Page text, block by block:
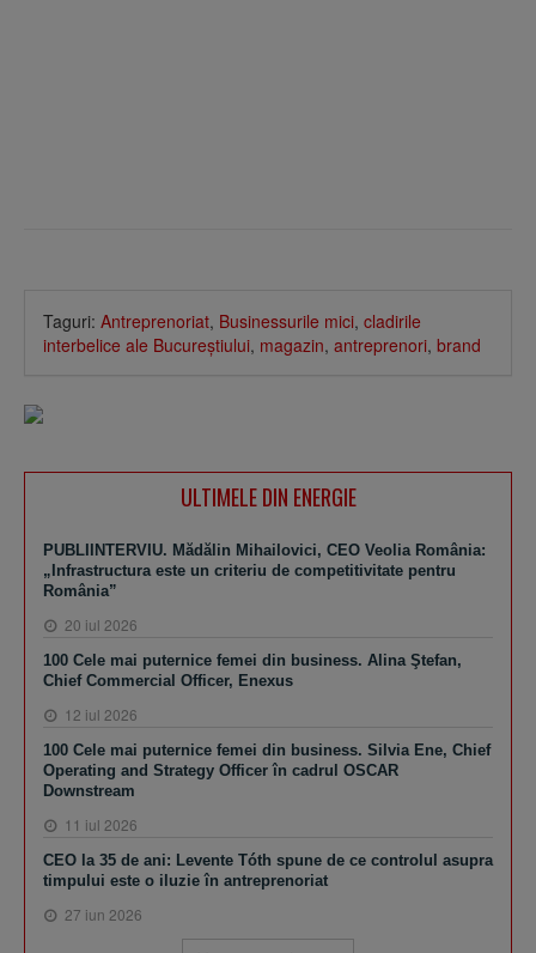
Taguri: Antreprenoriat, Businessurile mici, cladirile
interbelice ale Bucureştiului, magazin, antreprenori, brand
ULTIMELE DIN ENERGIE
PUBLIINTERVIU. Mădălin Mihailovici, CEO Veolia România:
„Infrastructura este un criteriu de competitivitate pentru
România”
20 iul 2026
100 Cele mai puternice femei din business. Alina Ştefan,
Chief Commercial Officer, Enexus
12 iul 2026
100 Cele mai puternice femei din business. Silvia Ene, Chief
Operating and Strategy Officer în cadrul OSCAR
Downstream
11 iul 2026
CEO la 35 de ani: Levente Tóth spune de ce controlul asupra
timpului este o iluzie în antreprenoriat
27 iun 2026